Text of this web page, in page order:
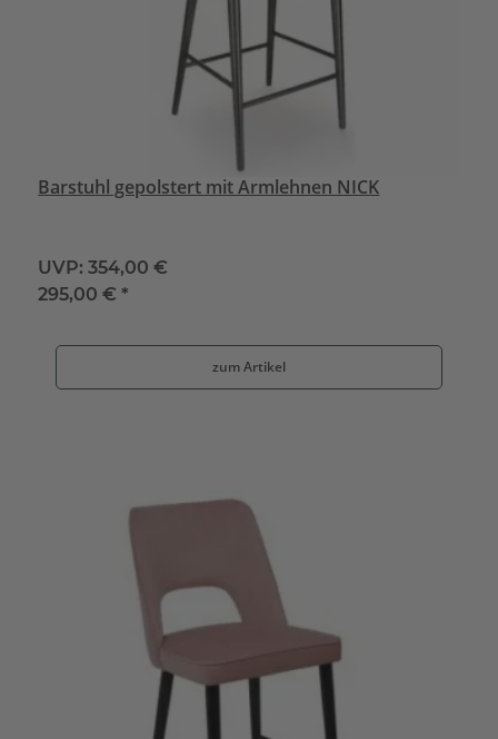
Barstuhl gepolstert mit Armlehnen NICK
UVP: 354,00 €
295,00 €*
zum Artikel